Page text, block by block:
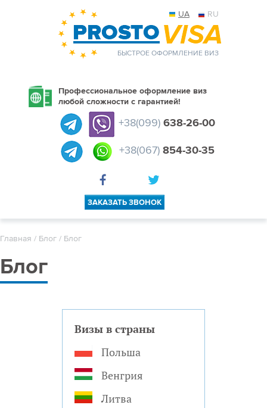
UA RU
БЫСТРОЕ ОФОРМЛЕНИЕ ВИЗ
Профессиональное оформление виз
любой сложности с гарантией!
+38(099) 638-26-00
+38(067) 854-30-35
ЗАКАЗАТЬ ЗВОНОК
Главная / Блог / Блог
Блог
Визы в страны
Польша
Венгрия
Литва